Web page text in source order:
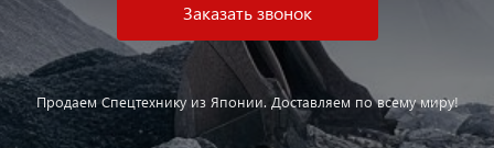
Заказать звонок
Продаем Спецтехнику из Японии. Доставляем по всему миру!